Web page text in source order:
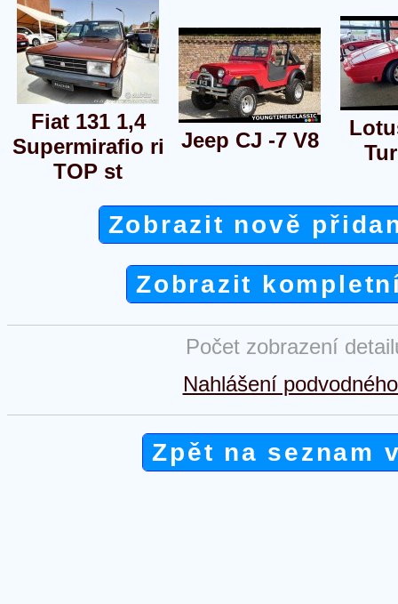
Fiat 131 1,4
Supermirafio ri
TOP st
Jeep CJ -7 V8
Zobrazit nově
Zobrazit
Počet zobrazení
Nahlášení
Zpět na seznam